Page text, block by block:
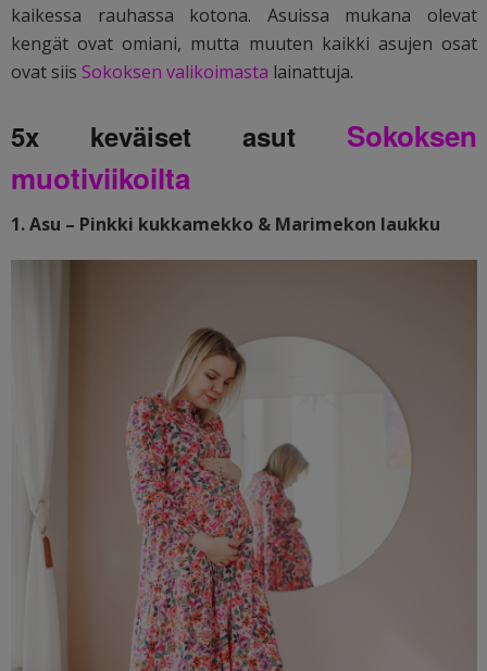
kaikessa rauhassa kotona. Asuissa mukana olevat
kengät ovat omiani, mutta muuten kaikki asujen osat
ovat siis Sokoksen valikoimasta lainattuja.
5x keväiset asut Sokoksen
muotiviikoilta
1. Asu – Pinkki kukkamekko & Marimekon laukku